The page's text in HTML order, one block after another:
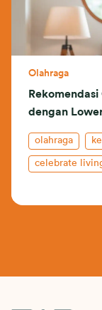
Olahraga
dengan
olahraga
celebrate